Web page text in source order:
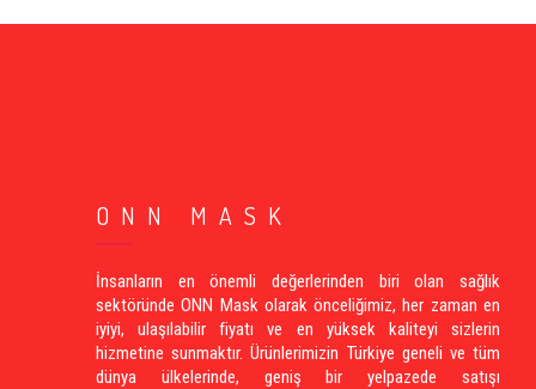
ONN MASK
İnsanların en önemli değerlerinden biri olan sağlık
sektöründe ONN Mask olarak önceliğimiz, her zaman en
iyiyi, ulaşılabilir fiyatı ve en yüksek kaliteyi sizlerin
hizmetine sunmaktır. Ürünlerimizin Türkiye geneli ve tüm
dünya ülkelerinde, geniş bir yelpazede satışı